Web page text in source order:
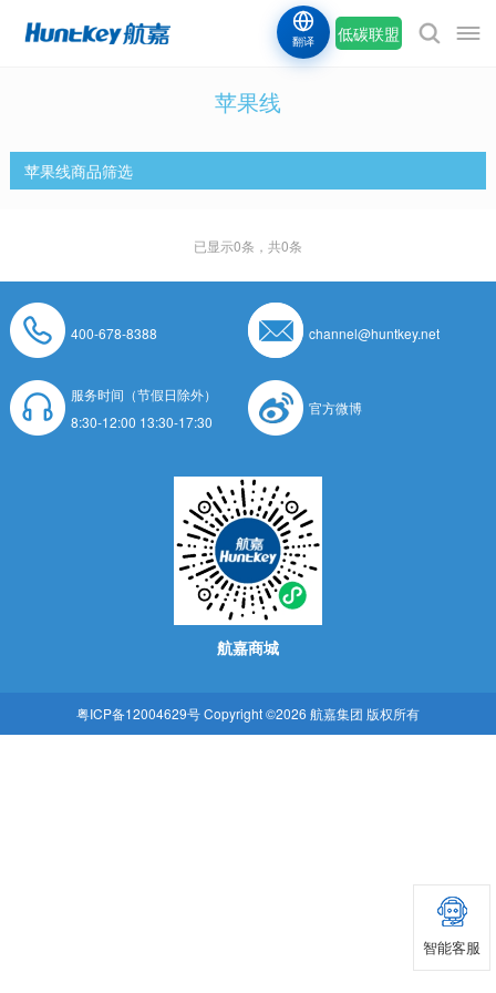
低碳联盟
翻译
苹果线
苹果线商品筛选
已显示0条，共0条
400-678-8388 channel@huntkey.net
服务时间（节假日除外）
8:30-12:00 13:30-17:30
官方微博
航嘉商城
粤ICP备12004629号Copyright ©2026 航嘉集团 版权所有
智能客服